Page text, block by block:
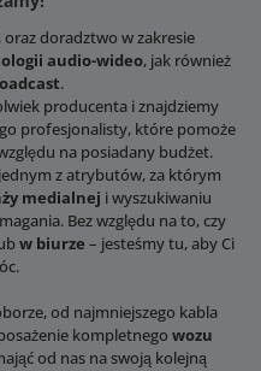
doradztwo w zakresie
audio-wideo, jak również
.
producenta i znajdziemy
profesjonalisty, które pomoże
na posiadany budżet.
z atrybutów, za którym
medialnej i wyszukiwaniu
Bez względu na to, czy
w biurze – jesteśmy tu, aby Ci
od najmniejszego kabla
kompletnego wozu
od nas na swoją kolejną